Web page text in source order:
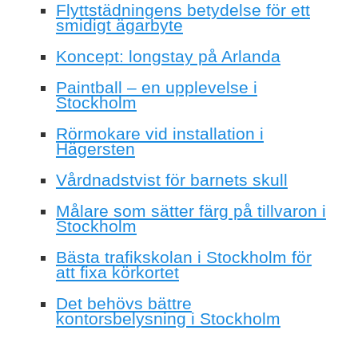
Flyttstädningens betydelse för ett
smidigt ägarbyte
Koncept: longstay på Arlanda
Paintball – en upplevelse i
Stockholm
Rörmokare vid installation i
Hägersten
Vårdnadstvist för barnets skull
Målare som sätter färg på tillvaron i
Stockholm
Bästa trafikskolan i Stockholm för
att fixa körkortet
Det behövs bättre
kontorsbelysning i Stockholm